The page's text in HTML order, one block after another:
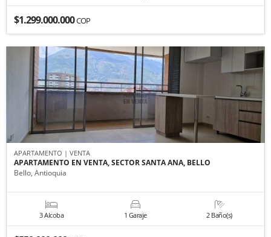
$1.299.000.000COP
APARTAMENTO | VENTA
APARTAMENTO EN VENTA, SECTOR SANTA ANA, BELLO
Bello, Antioquia
3 Alcoba 1 Garaje 2 Baño(s)